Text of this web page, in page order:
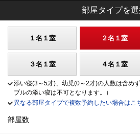
部屋タイプを選
１名１室 ２名１室
３名１室 ４名１室
添い寝(3～5才)、幼児(0～2才)の人数は含め
ブルの添い寝は不可となります。）
異なる部屋タイプで複数予約したい場合はこ
部屋数